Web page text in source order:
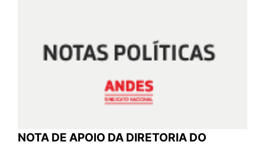
NOTA DE APOIO DA DIRETORIA DO